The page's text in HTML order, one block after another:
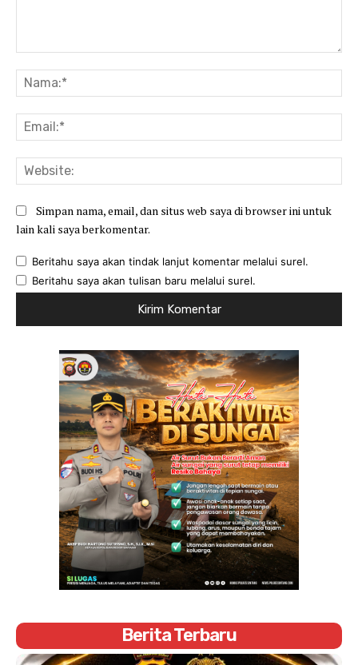
Simpan nama, email, dan situs web saya di browser ini untuk
lain kali saya berkomentar.
Beritahu saya akan tindak lanjut komentar melalui surel.
Beritahu saya akan tulisan baru melalui surel.
Berita Terbaru